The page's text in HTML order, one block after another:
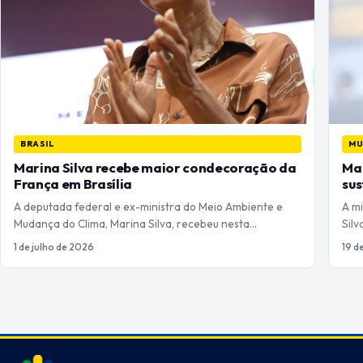
BRASIL
Marina Silva recebe maior condecoração da
França em Brasília
A deputada federal e ex-ministra do Meio Ambiente e
Mudança do Clima, Marina Silva, recebeu nesta…
1 de julho de 2026
A
19